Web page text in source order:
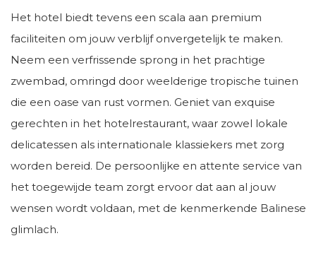
Het hotel biedt tevens een scala aan premium
faciliteiten om jouw verblijf onvergetelijk te maken.
Neem een verfrissende sprong in het prachtige
zwembad, omringd door weelderige tropische tuinen
die een oase van rust vormen. Geniet van exquise
gerechten in het hotelrestaurant, waar zowel lokale
delicatessen als internationale klassiekers met zorg
worden bereid. De persoonlijke en attente service van
het toegewijde team zorgt ervoor dat aan al jouw
wensen wordt voldaan, met de kenmerkende Balinese
glimlach.